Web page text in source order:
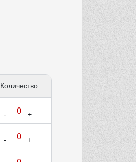
Количество